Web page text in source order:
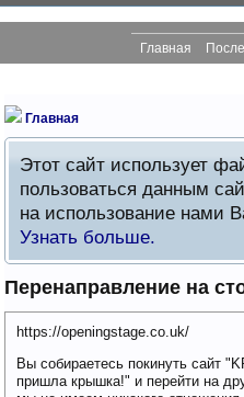
Главная
Этот сайт использует
пользоваться данным
на использование нами
Узнать больше.
Перенаправление на
https://openingstage.co.uk/
Вы собираетесь покинуть сайт
пришла крышка!" и перейти на
Главная